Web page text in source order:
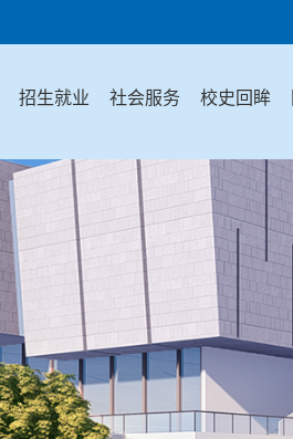
招生就业 社会服务 校史回眸